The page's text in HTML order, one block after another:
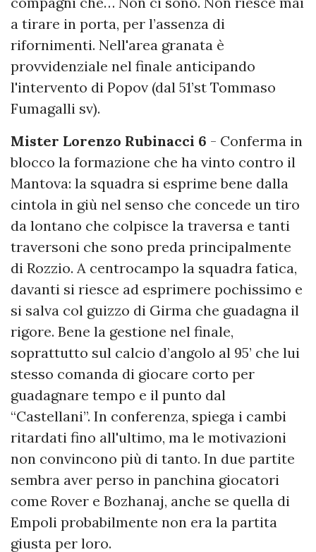
a tirare in porta, per l’assenza di
rifornimenti. Nell'area granata è
provvidenziale nel finale anticipando
l'intervento di Popov (dal 51’st Tommaso
Fumagalli sv).
Mister Lorenzo Rubinacci 6 - Conferma in
blocco la formazione che ha vinto contro il
Mantova: la squadra si esprime bene dalla
cintola in giù nel senso che concede un tiro
da lontano che colpisce la traversa e tanti
traversoni che sono preda principalmente
di Rozzio. A centrocampo la squadra fatica,
davanti si riesce ad esprimere pochissimo e
si salva col guizzo di Girma che guadagna il
rigore. Bene la gestione nel finale,
soprattutto sul calcio d’angolo al 95’ che lui
stesso comanda di giocare corto per
guadagnare tempo e il punto dal
“Castellani”. In conferenza, spiega i cambi
ritardati fino all'ultimo, ma le motivazioni
non convincono più di tanto. In due partite
sembra aver perso in panchina giocatori
come Rover e Bozhanaj, anche se quella di
Empoli probabilmente non era la partita
giusta per loro.